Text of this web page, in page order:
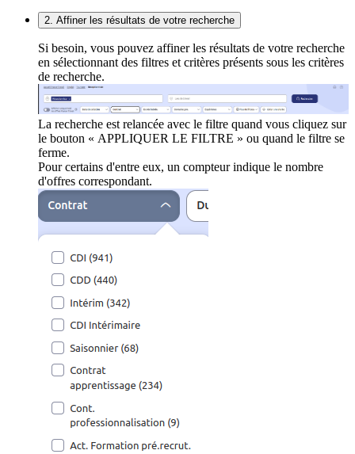
2. Affiner les résultats de votre recherche
Si besoin, vous pouvez affiner les résultats de votre recherche
en sélectionnant des filtres et critères présents sous les critères
de recherche.
La recherche est relancée avec le filtre quand vous cliquez sur
le bouton « APPLIQUER LE FILTRE » ou quand le filtre se
ferme.
Pour certains d'entre eux, un compteur indique le nombre
d'offres correspondant.